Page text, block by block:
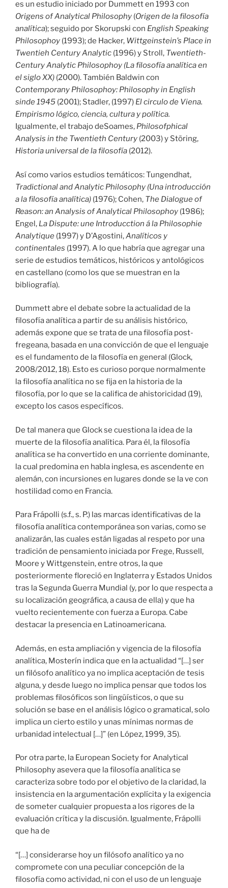
es un estudio iniciado por Dummett en 1993 con
Origens of Analytical Philosophy (Origen de la filosofía
analítica); seguido por Skorupski con English Speaking
Philosophoy (1993); de Hacker, Wittgeinstein’s Place in
Twentieh Century Analytic (1996) y Stroll, Twentieth-
Century Analytic Philosophoy (La filosofía analítica en
el siglo XX) (2000). También Baldwin con
Contemporany Philosophoy: Philosophy in English
sinde 1945 (2001); Stadler, (1997) El circulo de Viena.
Empirismo lógico, ciencia, cultura y política.
Igualmente, el trabajo deSoames, Philosofphical
Analysis in the Twentieth Century (2003) y Störing,
Historia universal de la filosofía (2012).
Así como varios estudios temáticos: Tungendhat,
Tradictional and Analytic Philosophy (Una introducción
a la filosofía analítica) (1976); Cohen, The Dialogue of
Reason: an Analysis of Analytical Philosophoy (1986);
Engel, La Dispute: une Introducction á la Philosophie
Analytique (1997) y D’Agostini,Analíticos y
continentales (1997). A lo que habría que agregar una
serie de estudios temáticos, históricos y antológicos
en castellano (como los que se muestran en la
bibliografía).
Dummett abre el debate sobre la actualidad de la
filosofía analítica a partir de su análisis histórico,
además expone que se trata de una filosofía post-
fregeana, basada en una convicción de que el lenguaje
es el fundamento de la filosofía en general (Glock,
2008/2012, 18). Esto es curioso porque normalmente
la filosofía analítica no se fija en la historia de la
filosofía, por lo que se la califica de ahistoricidad (19),
excepto los casos específicos.
De tal manera que Glock se cuestiona la idea de la
muerte de la filosofía analítica. Para él, la filosofía
analítica se ha convertido en una corriente dominante,
la cual predomina en habla inglesa, es ascendente en
alemán, con incursiones en lugares donde se la ve con
hostilidad como en Francia.
Para Frápolli (s.f., s. P.) las marcas identificativas de la
filosofía analítica contemporánea son varias, como se
analizarán, las cuales están ligadas al respeto por una
tradición de pensamiento iniciada por Frege, Russell,
Moore y Wittgenstein, entre otros, la que
posteriormente floreció en Inglaterra y Estados Unidos
tras la Segunda Guerra Mundial (y, por lo que respecta a
su localización geográfica, a causa de ella) y que ha
vuelto recientemente con fuerza a Europa. Cabe
destacar la presencia en Latinoamericana.
Además, en esta ampliación y vigencia de la filosofía
analítica, Mosterín indica que en la actualidad “[…] ser
un filósofo analítico ya no implica aceptación de tesis
alguna, y desde luego no implica pensar que todos los
problemas filosóficos son lingüísticos, o que su
solución se base en el análisis lógico o gramatical, solo
implica un cierto estilo y unas mínimas normas de
urbanidad intelectual […]” (en López, 1999, 35).
Por otra parte, la European Society for Analytical
Philosophy asevera que la filosofía analítica se
caracteriza sobre todo por el objetivo de la claridad, la
insistencia en la argumentación explícita y la exigencia
de someter cualquier propuesta a los rigores de la
evaluación crítica y la discusión. Igualmente, Frápolli
que ha de
“[…] considerarse hoy un filósofo analítico ya no
compromete con una peculiar concepción de la
filosofía como actividad, ni con el uso de un lenguaje